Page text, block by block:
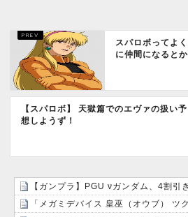
スパロボってよ
に仲間になると
【スパロボ】 天獄篇でのエヴァの扱い予
想しようず！